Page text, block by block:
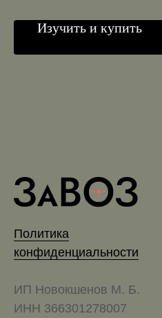
Изучить и купить
Политика
конфиденциальности
ИП Новокшенов М. Б.
ИНН 366301278007